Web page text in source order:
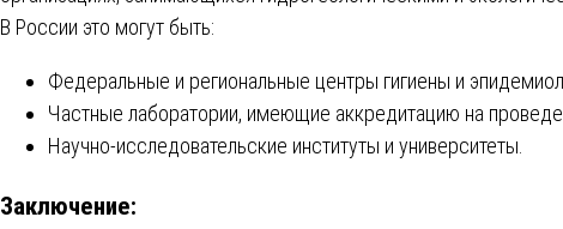
В России это могут быть:
Федеральные и региональные центры гигиены и
Частные лаборатории, имеющие аккредитацию на
Научно-исследовательские институты и университеты.
Заключение: